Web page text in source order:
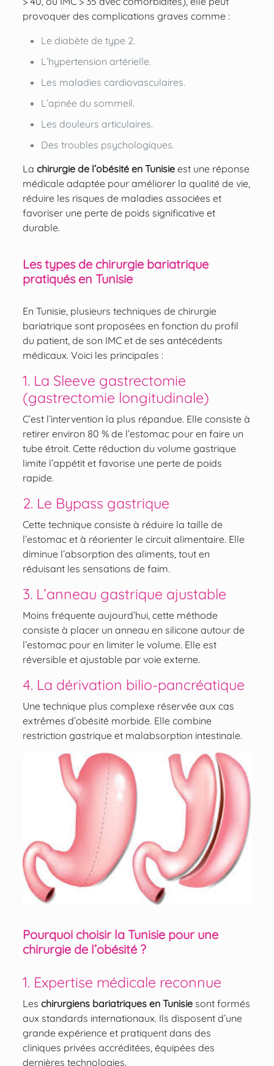
provoquer des complications graves comme :
Le diabète de type 2.
L’hypertension artérielle.
Les maladies cardiovasculaires.
L’apnée du sommeil.
Les douleurs articulaires.
Des troubles psychologiques.
La chirurgie de l’obésité en Tunisieest une réponse
médicale adaptée pour améliorer la qualité de vie,
réduire les risques de maladies associées et
favoriser une perte de poids significative et
durable.
Les types de chirurgie bariatrique
pratiqués en Tunisie
En Tunisie, plusieurs techniques de chirurgie
bariatrique sont proposées en fonction du profil
du patient, de son IMC et de ses antécédents
médicaux. Voici les principales :
1. La Sleeve gastrectomie
(gastrectomie longitudinale)
C’est l’intervention la plus répandue. Elle consiste à
retirer environ 80 % de l’estomac pour en faire un
tube étroit. Cette réduction du volume gastrique
limite l’appétit et favorise une perte de poids
rapide.
2. Le Bypass gastrique
Cette technique consiste à réduire la taille de
l’estomac et à réorienter le circuit alimentaire. Elle
diminue l’absorption des aliments, tout en
réduisant les sensations de faim.
3. L’anneau gastrique ajustable
Moins fréquente aujourd’hui, cette méthode
consiste à placer un anneau en silicone autour de
l’estomac pour en limiter le volume. Elle est
réversible et ajustable par voie externe.
4. La dérivation bilio-pancréatique
Une technique plus complexe réservée aux cas
extrêmes d’obésité morbide. Elle combine
restriction gastrique et malabsorption intestinale.
Pourquoi choisir la Tunisie pour une
chirurgie de l’obésité ?
1. Expertise médicale reconnue
Les chirurgiens bariatriques en Tunisiesont formés
aux standards internationaux. Ils disposent d’une
grande expérience et pratiquent dans des
cliniques privées accréditées, équipées des
dernières technologies.